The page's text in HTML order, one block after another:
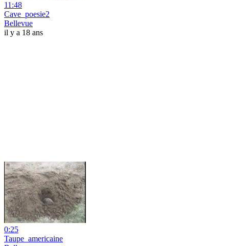
11:48
Cave_poesie2
Bellevue
il y a 18 ans
0:25
Taupe_americaine